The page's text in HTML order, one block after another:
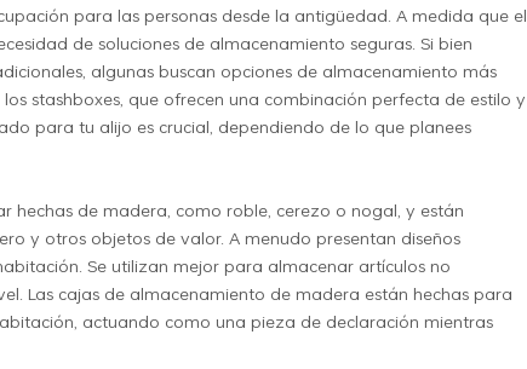
para las personas desde la antigüedad. A medida que el
de soluciones de almacenamiento seguras. Si bien
algunas buscan opciones de almacenamiento más
stashboxes, que ofrecen una combinación perfecta de estilo y
para tu alijo es crucial, dependiendo de lo que planees
hechas de madera, como roble, cerezo o nogal, y están
y otros objetos de valor. A menudo presentan diseños
Se utilizan mejor para almacenar artículos no
Las cajas de almacenamiento de madera están hechas para
actuando como una pieza de declaración mientras